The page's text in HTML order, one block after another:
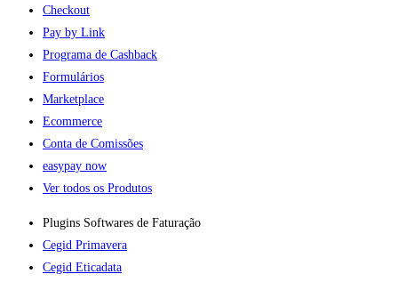
Checkout
Pay by Link
Programa de Cashback
Formulários
Marketplace
Ecommerce
Conta de Comissões
easypay now
Ver todos os Produtos
Plugins Softwares de Faturação​
Cegid Primavera
Cegid Eticadata